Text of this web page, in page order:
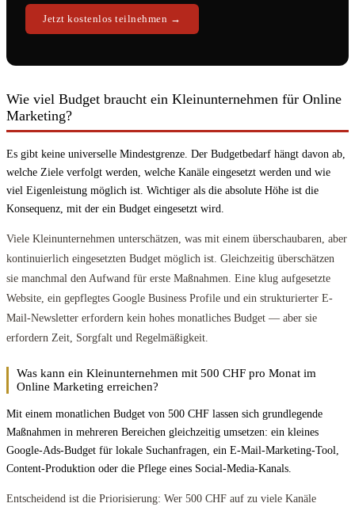
Jetzt kostenlos teilnehmen →
Wie viel Budget braucht ein Kleinunternehmen für Online
Marketing?
Es gibt keine universelle Mindestgrenze. Der Budgetbedarf hängt davon ab,
welche Ziele verfolgt werden, welche Kanäle eingesetzt werden und wie
viel Eigenleistung möglich ist. Wichtiger als die absolute Höhe ist die
Konsequenz, mit der ein Budget eingesetzt wird.
Viele Kleinunternehmen unterschätzen, was mit einem überschaubaren, aber
kontinuierlich eingesetzten Budget möglich ist. Gleichzeitig überschätzen
sie manchmal den Aufwand für erste Maßnahmen. Eine klug aufgesetzte
Website, ein gepflegtes Google Business Profile und ein strukturierter E-
Mail-Newsletter erfordern kein hohes monatliches Budget — aber sie
erfordern Zeit, Sorgfalt und Regelmäßigkeit.
Was kann ein Kleinunternehmen mit 500 CHF pro Monat im
Online Marketing erreichen?
Mit einem monatlichen Budget von 500 CHF lassen sich grundlegende
Maßnahmen in mehreren Bereichen gleichzeitig umsetzen: ein kleines
Google-Ads-Budget für lokale Suchanfragen, ein E-Mail-Marketing-Tool,
Content-Produktion oder die Pflege eines Social-Media-Kanals.
Entscheidend ist die Priorisierung: Wer 500 CHF auf zu viele Kanäle